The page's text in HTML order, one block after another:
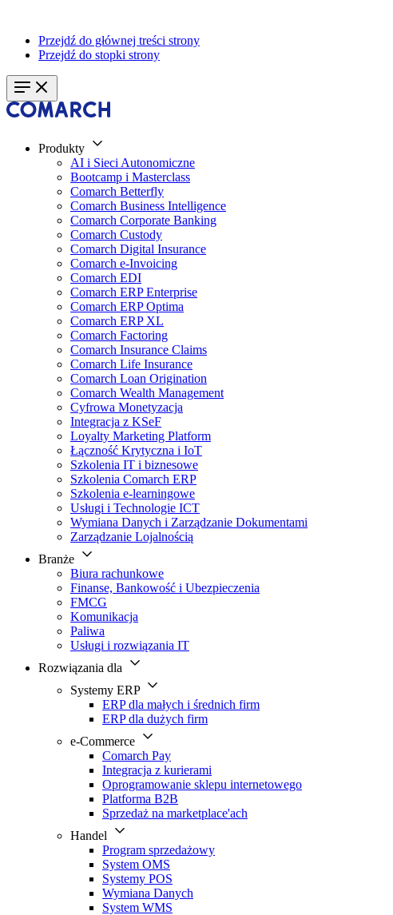
Przejdź do głównej treści strony
Przejdź do stopki strony
Produkty
AI i Sieci Autonomiczne
Bootcamp i Masterclass
Comarch Betterfly
Comarch Business Intelligence
Comarch Corporate Banking
Comarch Custody
Comarch Digital Insurance
Comarch e-Invoicing
Comarch EDI
Comarch ERP Enterprise
Comarch ERP Optima
Comarch ERP XL
Comarch Factoring
Comarch Insurance Claims
Comarch Life Insurance
Comarch Loan Origination
Comarch Wealth Management
Cyfrowa Monetyzacja
Integracja z KSeF
Loyalty Marketing Platform
Łączność Krytyczna i IoT
Szkolenia IT i biznesowe
Szkolenia Comarch ERP
Szkolenia e-learningowe
Usługi i Technologie ICT
Wymiana Danych i Zarządzanie Dokumentami
Zarządzanie Lojalnością
Branże
Biura rachunkowe
Finanse, Bankowość i Ubezpieczenia
FMCG
Komunikacja
Paliwa
Usługi i rozwiązania IT
Rozwiązania dla
Systemy ERP
ERP dla małych i średnich firm
ERP dla dużych firm
e-Commerce
Comarch Pay
Integracja z kurierami
Oprogramowanie sklepu internetowego
Platforma B2B
Sprzedaż na marketplace'ach
Handel
Program sprzedażowy
System OMS
Systemy POS
Wymiana Danych
System WMS